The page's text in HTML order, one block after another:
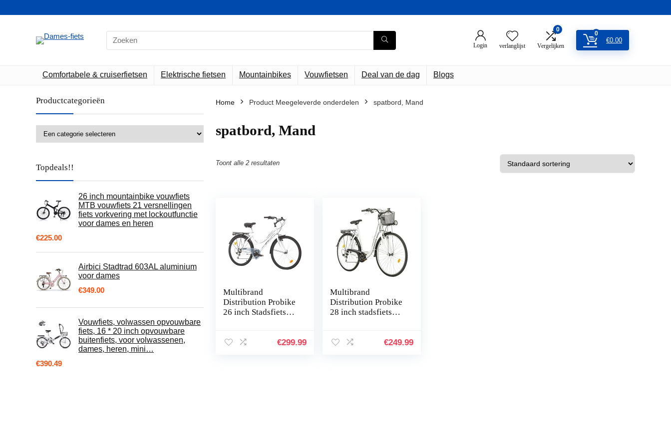
Search
for:
Login verlanglijst
0
Vergelijken
0
€0.00
Comfortabele & cruiserfietsen Elektrische fietsen Mountainbikes Vouwfietsen Deal van de dag Blogs
Productcategorieën
Topdeals!!
26 inch mountainbike vouwfiets
MTB vouwfiets 21 versnellingen
fiets vorkvering met lockoutfunctie
voor dames en heren
€225.00
Airbici Stadtrad 603AL aluminium
voor dames
€349.00
Vouwfiets, volwassen opvouwbare
fiets, 16 * 20 inch opvouwbare
buitenfiets, voor volwassenen,
dames, heren, mini…
€390.49
Home Product Meegeleverde onderdelen ‎spatbord, Mand
‎spatbord, Mand
Toont alle 2 resultaten
Multibrand
Distribution Probike
26 inch Stadsfiets
Meisjes, geschikt
€299.99
Multibrand
Distribution Probike
28 inch stadsfiets
fietsverlichting,€249.99